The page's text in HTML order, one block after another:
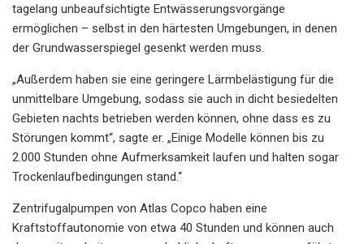
tagelang unbeaufsichtigte Entwässerungsvorgänge
ermöglichen – selbst in den härtesten Umgebungen, in denen
der Grundwasserspiegel gesenkt werden muss.
„Außerdem haben sie eine geringere Lärmbelästigung für die
unmittelbare Umgebung, sodass sie auch in dicht besiedelten
Gebieten nachts betrieben werden können, ohne dass es zu
Störungen kommt“, sagte er. „Einige Modelle können bis zu
2.000 Stunden ohne Aufmerksamkeit laufen und halten sogar
Trockenlaufbedingungen stand.“
Zentrifugalpumpen von Atlas Copco haben eine
Kraftstoffautonomie von etwa 40 Stunden und können auch